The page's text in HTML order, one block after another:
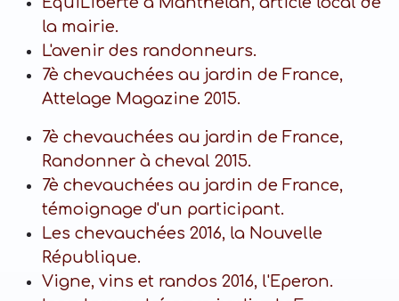
la mairie.
L'avenir des randonneurs.
7è chevauchées au jardin de France,
Attelage Magazine 2015.
7è chevauchées au jardin de France,
Randonner à cheval 2015.
7è chevauchées au jardin de France,
témoignage d'un participant.
Les chevauchées 2016, la Nouvelle
République.
Vigne, vins et randos 2016, l'Eperon.